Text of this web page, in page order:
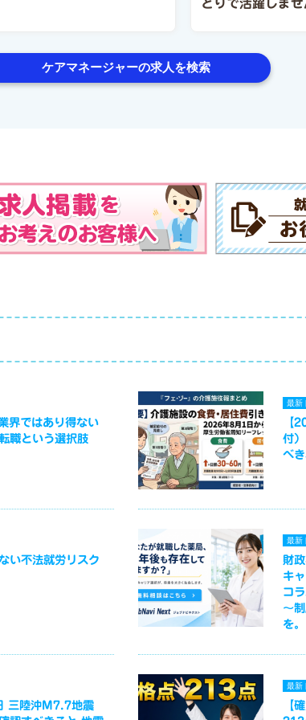
どりで活躍しま
ケアマネージャーの求人を検索
界ではあり得ない
職という選択肢
最新
【
付
べ
い不法就労リスク
最新
財
キ
コ
～
を。
三陸沖M7.7地震
最新
【